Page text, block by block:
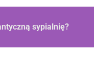
sypialnię?